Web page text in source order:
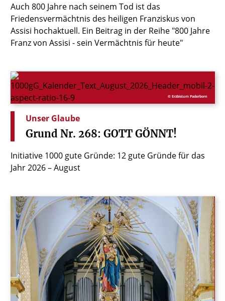
Auch 800 Jahre nach seinem Tod ist das
Friedensvermächtnis des heiligen Franziskus von
Assisi hochaktuell. Ein Beitrag in der Reihe "800 Jahre
Franz von Assisi - sein Vermächtnis für heute"
© Erzbistum Paderborn
Unser Glaube
Grund Nr. 268: GOTT GÖNNT!
Initiative 1000 gute Gründe: 12 gute Gründe für das
Jahr 2026 – August